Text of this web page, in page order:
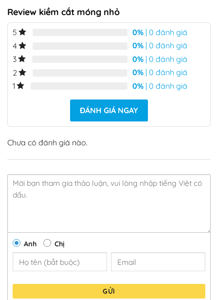
Review kiềm cắt móng nhỏ
5 0% | 0 đánh giá
4
0% | 0 đánh giá
3
0% | 0 đánh giá
2
0% | 0 đánh giá
1
0% | 0 đánh giá
ĐÁNH GIÁ NGAY
Chưa có đánh giá nào.
Anh Chị
GỬI